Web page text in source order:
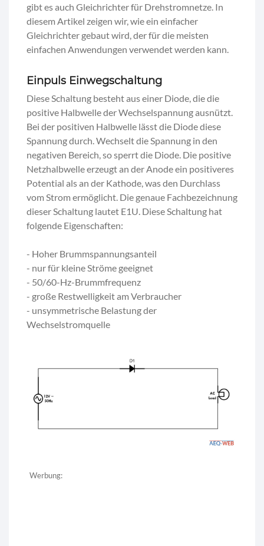
gibt es auch Gleichrichter für Drehstromnetze. In
diesem Artikel zeigen wir, wie ein einfacher
Gleichrichter gebaut wird, der für die meisten
einfachen Anwendungen verwendet werden kann.
Einpuls Einwegschaltung
Diese Schaltung besteht aus einer Diode, die die
positive Halbwelle der Wechselspannung ausnützt.
Bei der positiven Halbwelle lässt die Diode diese
Spannung durch. Wechselt die Spannung in den
negativen Bereich, so sperrt die Diode. Die positive
Netzhalbwelle erzeugt an der Anode ein positiveres
Potential als an der Kathode, was den Durchlass
vom Strom ermöglicht. Die genaue Fachbezeichnung
dieser Schaltung lautet E1U. Diese Schaltung hat
folgende Eigenschaften:
- Hoher Brummspannungsanteil
- nur für kleine Ströme geeignet
- 50/60-Hz-Brummfrequenz
- große Restwelligkeit am Verbraucher
- unsymmetrische Belastung der
Wechselstromquelle
Werbung: